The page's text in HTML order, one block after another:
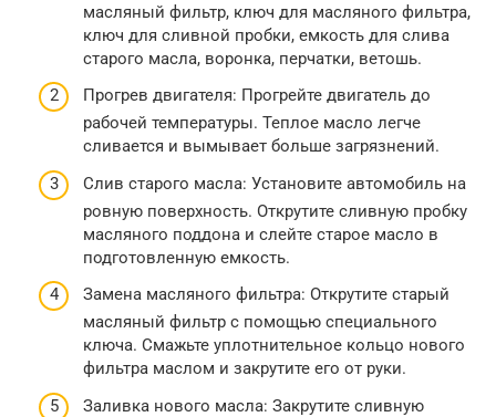
масляный фильтр, ключ для масляного фильтра,
ключ для сливной пробки, емкость для слива
старого масла, воронка, перчатки, ветошь.
Прогрев двигателя: Прогрейте двигатель до
рабочей температуры. Теплое масло легче
сливается и вымывает больше загрязнений.
Слив старого масла: Установите автомобиль на
ровную поверхность. Открутите сливную пробку
масляного поддона и слейте старое масло в
подготовленную емкость.
Замена масляного фильтра: Открутите старый
масляный фильтр с помощью специального
ключа. Смажьте уплотнительное кольцо нового
фильтра маслом и закрутите его от руки.
Заливка нового масла: Закрутите сливную